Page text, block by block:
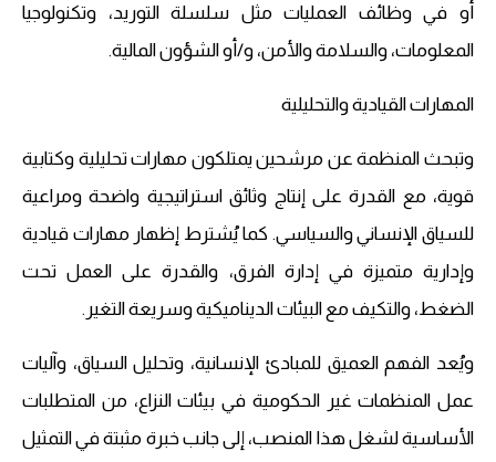
أو في وظائف العمليات مثل سلسلة التوريد، وتكنولوجيا
المعلومات، والسلامة والأمن، و/أو الشؤون المالية.
المهارات القيادية والتحليلية
وتبحث المنظمة عن مرشحين يمتلكون مهارات تحليلية وكتابية
قوية، مع القدرة على إنتاج وثائق استراتيجية واضحة ومراعية
للسياق الإنساني والسياسي. كما يُشترط إظهار مهارات قيادية
وإدارية متميزة في إدارة الفرق، والقدرة على العمل تحت
الضغط، والتكيف مع البيئات الديناميكية وسريعة التغير.
ويُعد الفهم العميق للمبادئ الإنسانية، وتحليل السياق، وآليات
عمل المنظمات غير الحكومية في بيئات النزاع، من المتطلبات
الأساسية لشغل هذا المنصب، إلى جانب خبرة مثبتة في التمثيل